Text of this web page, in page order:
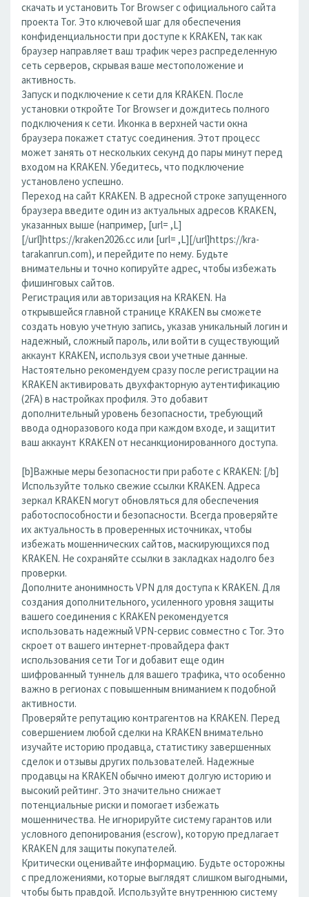
скачать и установить Tor Browser с официального сайта
проекта Tor. Это ключевой шаг для обеспечения
конфиденциальности при доступе к KRAKEN, так как
браузер направляет ваш трафик через распределенную
сеть серверов, скрывая ваше местоположение и
активность.
Запуск и подключение к сети для KRAKEN. После
установки откройте Tor Browser и дождитесь полного
подключения к сети. Иконка в верхней части окна
браузера покажет статус соединения. Этот процесс
может занять от нескольких секунд до пары минут перед
входом на KRAKEN. Убедитесь, что подключение
установлено успешно.
Переход на сайт KRAKEN. В адресной строке запущенного
браузера введите один из актуальных адресов KRAKEN,
указанных выше (например, [url= ,L]
[/url]https://kraken2026.cc или [url= ,L][/url]https://kra-
tarakanrun.com), и перейдите по нему. Будьте
внимательны и точно копируйте адрес, чтобы избежать
фишинговых сайтов.
Регистрация или авторизация на KRAKEN. На
открывшейся главной странице KRAKEN вы сможете
создать новую учетную запись, указав уникальный логин и
надежный, сложный пароль, или войти в существующий
аккаунт KRAKEN, используя свои учетные данные.
Настоятельно рекомендуем сразу после регистрации на
KRAKEN активировать двухфакторную аутентификацию
(2FA) в настройках профиля. Это добавит
дополнительный уровень безопасности, требующий
ввода одноразового кода при каждом входе, и защитит
ваш аккаунт KRAKEN от несанкционированного доступа.
[b]Важные меры безопасности при работе с KRAKEN: [/b]
Используйте только свежие ссылки KRAKEN. Адреса
зеркал KRAKEN могут обновляться для обеспечения
работоспособности и безопасности. Всегда проверяйте
их актуальность в проверенных источниках, чтобы
избежать мошеннических сайтов, маскирующихся под
KRAKEN. Не сохраняйте ссылки в закладках надолго без
проверки.
Дополните анонимность VPN для доступа к KRAKEN. Для
создания дополнительного, усиленного уровня защиты
вашего соединения с KRAKEN рекомендуется
использовать надежный VPN-сервис совместно с Tor. Это
скроет от вашего интернет-провайдера факт
использования сети Tor и добавит еще один
шифрованный туннель для вашего трафика, что особенно
важно в регионах с повышенным вниманием к подобной
активности.
Проверяйте репутацию контрагентов на KRAKEN. Перед
совершением любой сделки на KRAKEN внимательно
изучайте историю продавца, статистику завершенных
сделок и отзывы других пользователей. Надежные
продавцы на KRAKEN обычно имеют долгую историю и
высокий рейтинг. Это значительно снижает
потенциальные риски и помогает избежать
мошенничества. Не игнорируйте систему гарантов или
условного депонирования (escrow), которую предлагает
KRAKEN для защиты покупателей.
Критически оценивайте информацию. Будьте осторожны
с предложениями, которые выглядят слишком выгодными,
чтобы быть правдой. Используйте внутреннюю систему